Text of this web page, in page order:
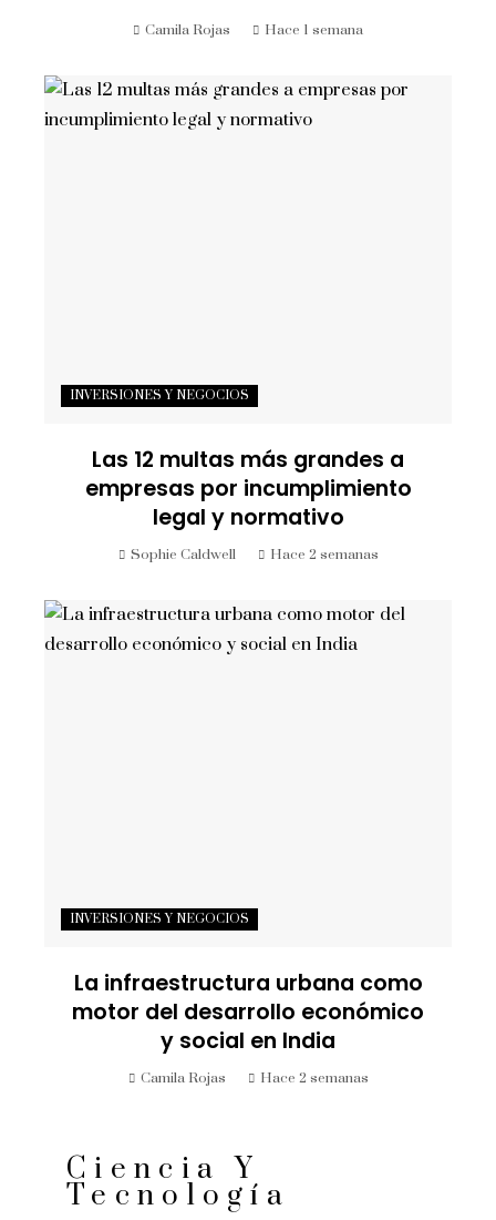
Camila Rojas Hace 1 semana
INVERSIONES Y NEGOCIOS
Las 12 multas más grandes a
empresas por incumplimiento
legal y normativo
Sophie Caldwell Hace 2 semanas
INVERSIONES Y NEGOCIOS
La infraestructura urbana como
motor del desarrollo económico
y social en India
Camila Rojas Hace 2 semanas
Ciencia Y
Tecnología